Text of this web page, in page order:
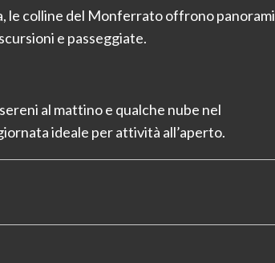
le colline del Monferrato offrono panorami
e passeggiate.
al mattino e qualche nube nel
ideale per attività all’aperto.